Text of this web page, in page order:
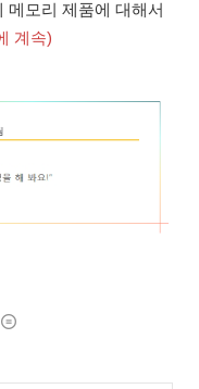
메모리 제품에 대해서
계속)